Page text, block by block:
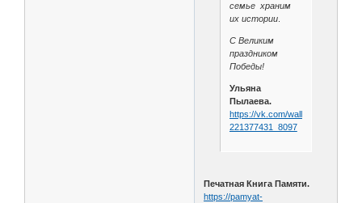
семье храним
их истории.
С Великим
праздником
Победы!
Ульяна
Пылаева.
https://vk.com/wall-
221377431_8097
Печатная Книга Памяти.
https://pamyat-